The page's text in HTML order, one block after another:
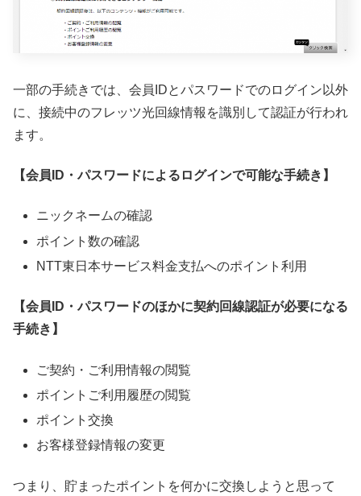
一部の手続きでは、会員IDとパスワードでのログイン以外
に、接続中のフレッツ光回線情報を識別して認証が行われ
ます。
【会員ID・パスワードによるログインで可能な手続き】
ニックネームの確認
ポイント数の確認
NTT東日本サービス料金支払へのポイント利用
【会員ID・パスワードのほかに契約回線認証が必要になる
手続き】
ご契約・ご利用情報の閲覧
ポイントご利用履歴の閲覧
ポイント交換
お客様登録情報の変更
つまり、貯まったポイントを何かに交換しようと思って